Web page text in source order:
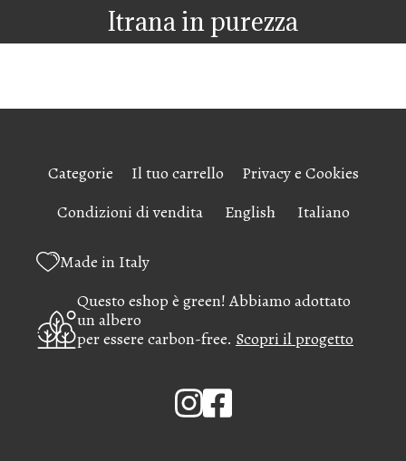
Itrana in purezza
Categorie Il tuo carrello
Privacy e Cookies
Condizioni di vendita
English Italiano
Made in Italy
Questo eshop è green! Abbiamo adottato
un albero
per essere carbon-free. Scopri il progetto